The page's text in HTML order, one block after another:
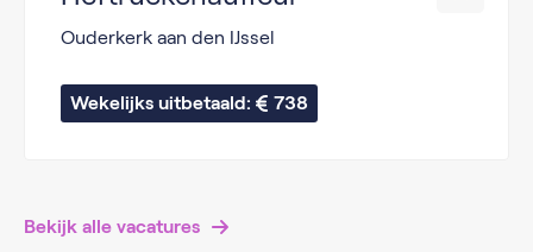
Ouderkerk aan den IJssel
Wekelijks uitbetaald: 738
Bekijk alle vacatures